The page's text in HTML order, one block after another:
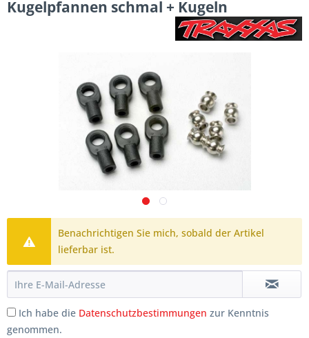
Kugelpfannen schmal + Kugeln
Benachrichtigen Sie mich, sobald der Artikel
lieferbar ist.
Ich habe die Datenschutzbestimmungen zur Kenntnis
genommen.